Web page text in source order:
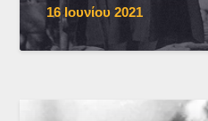
16 Ιουνίου 2021